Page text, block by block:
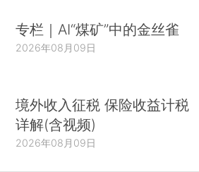
专栏｜AI“煤矿”中的金丝雀
2026年08月09日
境外收入征税 保险收益计税
详解(含视频)
2026年08月09日